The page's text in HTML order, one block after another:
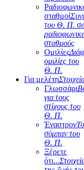
σταθμοί
του Θ. Π. σε
σταθμούς
Ομιλίες
ομιλίες του
Θ. Π.
Για μελέτη
Γλωσσάρι
για τους
στίχους του
Θ. Π.
ΈναστρονΤο
σύμπαν του
Θ. Π.
Ξέρετε
ότι...